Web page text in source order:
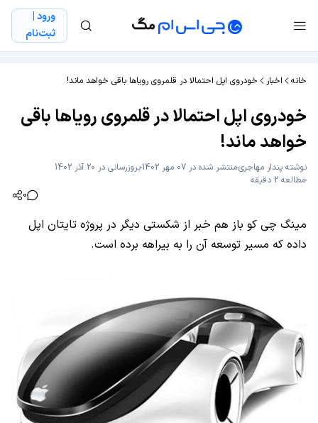
ورود |
ثبت‌نام
خانه اخبار خودروی اپل احتمالا در قلمروی رویاها باقی خواهد ماند!
خودروی اپل احتمالا در قلمروی رویاها باقی
خواهد ماند!
نوشته پندار مهاجریمنتشر شده در 07 مهر 1402
بروزرسانی در 20 آذر 1402
مطالعه 2 دقیقه
0
مینگ چی کو باز هم خبر از شکستی دیگر در پروژه تایتان اپل
داده که مسیر توسعه آن را به بیراهه برده است.